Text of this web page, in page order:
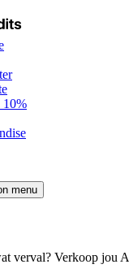
10%
menu
verval? Verkoop jou